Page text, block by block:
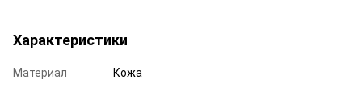
Характеристики
Материал Кожа